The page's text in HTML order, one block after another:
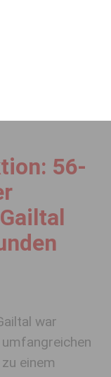
56-
war
einem